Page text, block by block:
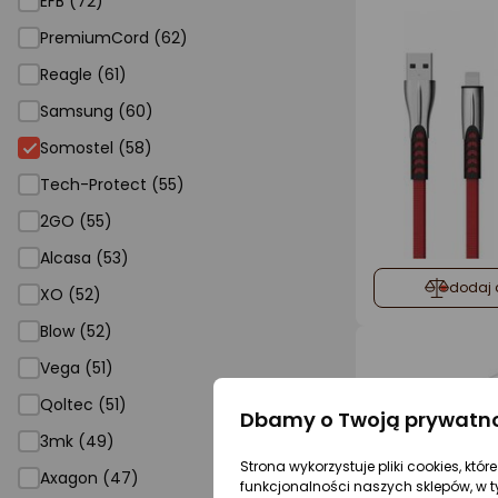
PremiumCord (62)
Reagle (61)
Samsung (60)
Somostel (58)
Tech-Protect (55)
2GO (55)
Alcasa (53)
XO (52)
Blow (52)
Vega (51)
Qoltec (51)
3mk (49)
Axagon (47)
dodaj
Dbamy o Twoją
Strona wykorzystuje pliki cookies,
funkcjonalności naszych sklepów, w